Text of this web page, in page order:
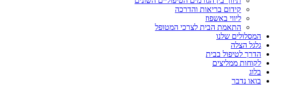
קידום בריאות והדרכה
ליווי באשפוז
התאמת הבית לצרכי המטופל
המסלולים שלנו
גלגל הצלה
הדרך לטיפול בבית
לקוחות ממליצים
בלוג
בואו נדבר